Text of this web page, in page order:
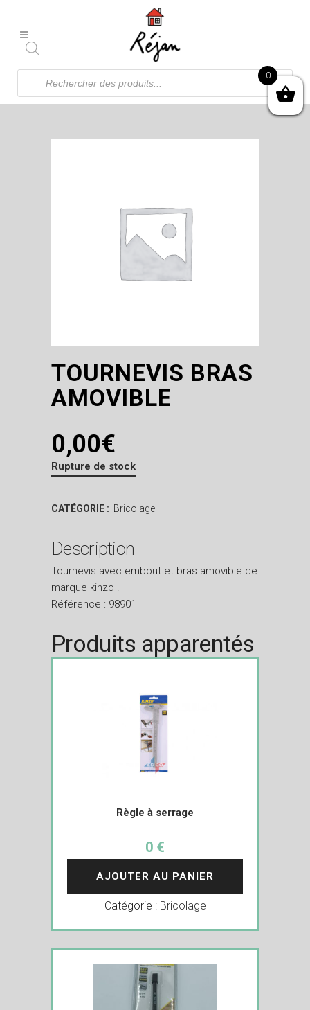
Recherche
produits
TOURNEVIS BRAS
AMOVIBLE
0,00€
Rupture de stock
CATÉGORIE : Bricolage
Description
Tournevis avec embout et bras amovible de
marque kinzo .
Référence : 98901
Produits apparentés
Règle à serrage
0 €
AJOUTER AU PANIER
Catégorie : Bricolage
0